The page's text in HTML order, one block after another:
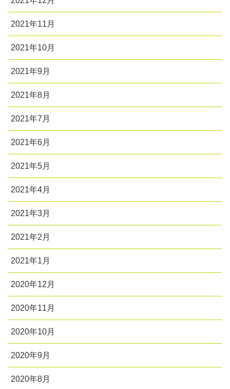
2021年11月
2021年10月
2021年9月
2021年8月
2021年7月
2021年6月
2021年5月
2021年4月
2021年3月
2021年2月
2021年1月
2020年12月
2020年11月
2020年10月
2020年9月
2020年8月